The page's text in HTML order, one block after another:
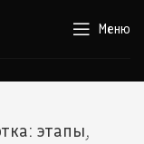
Меню
этапы,